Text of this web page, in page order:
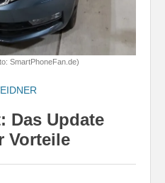
SmartPhoneFan.de)
Das Update
Vorteile